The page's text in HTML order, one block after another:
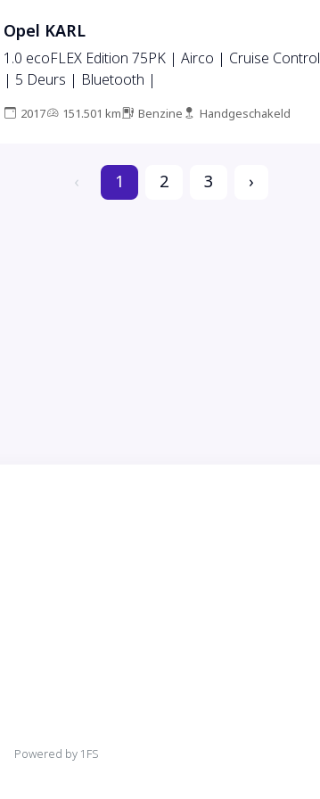
Opel KARL
1.0 ecoFLEX Edition 75PK | Airco | Cruise Control
| 5 Deurs | Bluetooth |
2017 151.501 km Benzine Handgeschakeld
‹ 1 2 3 ›
Powered by 1FS